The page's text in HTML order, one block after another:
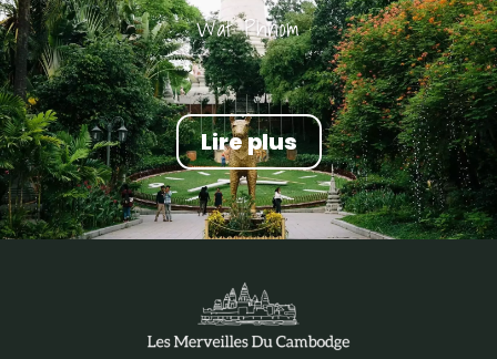
Wat Phnom
Lire plus